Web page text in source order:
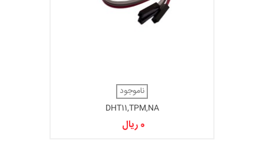
ناموجود
DHT11,TPM,NA
0 ریال